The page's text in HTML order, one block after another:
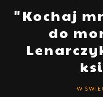
"Kochaj
do
W